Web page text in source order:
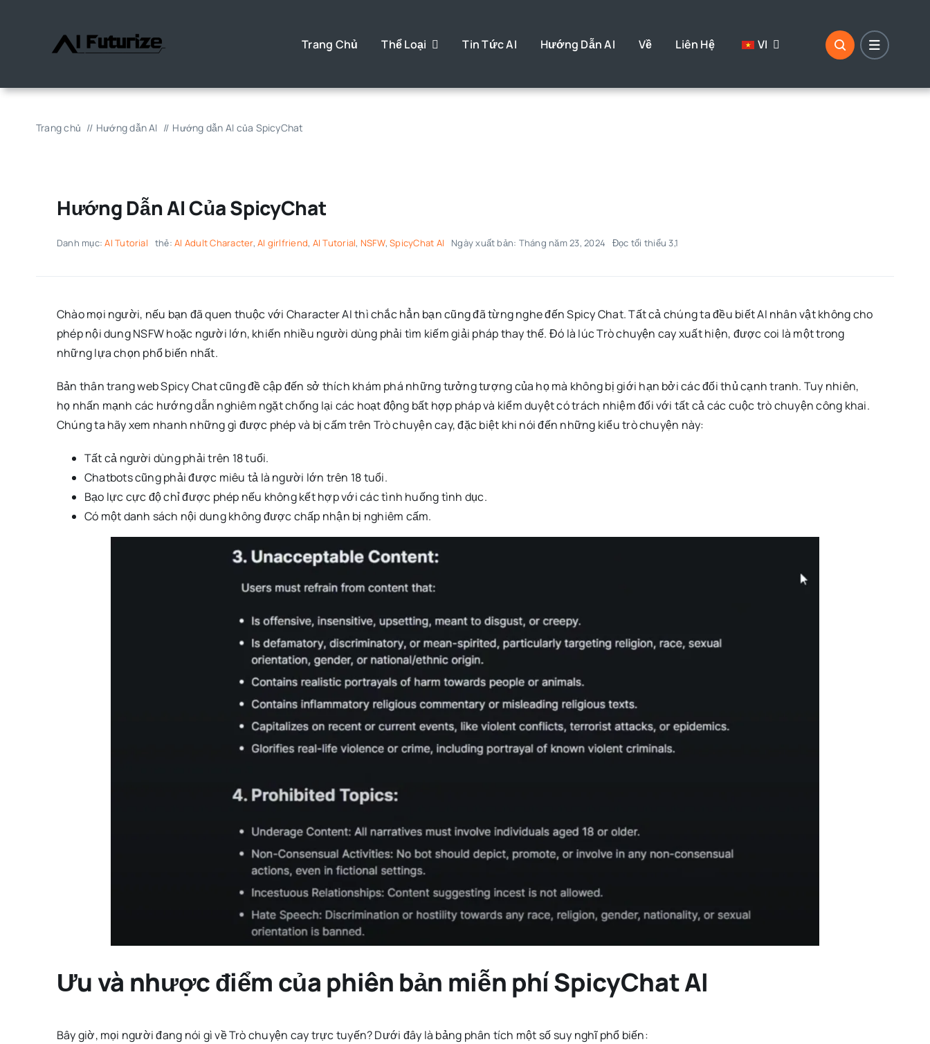
Trang Chủ Thể Loại Tin Tức AI Hướng Dẫn AI Về Liên Hệ VI
Trang chủ Hướng dẫn AI Hướng dẫn AI của SpicyChat
Hướng Dẫn AI Của SpicyChat
Danh mục:AI Tutorial thẻ:AI Adult Character, AI girlfriend, AI Tutorial, NSFW,SpicyChat AI Ngày xuất bản: Tháng năm 23, 2024 Đọc tối thiểu 3,1
Chào mọi người, nếu bạn đã quen thuộc với Character AI thì chắc hẳn bạn cũng đã từng nghe đến Spicy Chat. Tất cả chúng ta đều biết AI nhân vật không cho
phép nội dung NSFW hoặc người lớn, khiến nhiều người dùng phải tìm kiếm giải pháp thay thế. Đó là lúc Trò chuyện cay xuất hiện, được coi là một trong
những lựa chọn phổ biến nhất.
Bản thân trang web Spicy Chat cũng đề cập đến sở thích khám phá những tưởng tượng của họ mà không bị giới hạn bởi các đối thủ cạnh tranh. Tuy nhiên,
họ nhấn mạnh các hướng dẫn nghiêm ngặt chống lại các hoạt động bất hợp pháp và kiểm duyệt có trách nhiệm đối với tất cả các cuộc trò chuyện công khai.
Chúng ta hãy xem nhanh những gì được phép và bị cấm trên Trò chuyện cay, đặc biệt khi nói đến những kiểu trò chuyện này:
Tất cả người dùng phải trên 18 tuổi.
Chatbots cũng phải được miêu tả là người lớn trên 18 tuổi.
Bạo lực cực độ chỉ được phép nếu không kết hợp với các tình huống tình dục.
Có một danh sách nội dung không được chấp nhận bị nghiêm cấm.
Ưu và nhược điểm của phiên bản miễn phí SpicyChat AI
Bây giờ, mọi người đang nói gì về Trò chuyện cay trực tuyến? Dưới đây là bảng phân tích một số suy nghĩ phổ biến: